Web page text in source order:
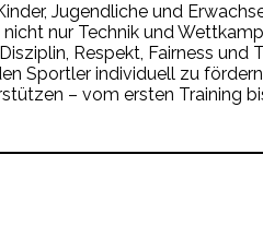
Jugendliche und
nur Technik und
Respekt, Fairness und
Sportler individuell zu
– vom ersten Training